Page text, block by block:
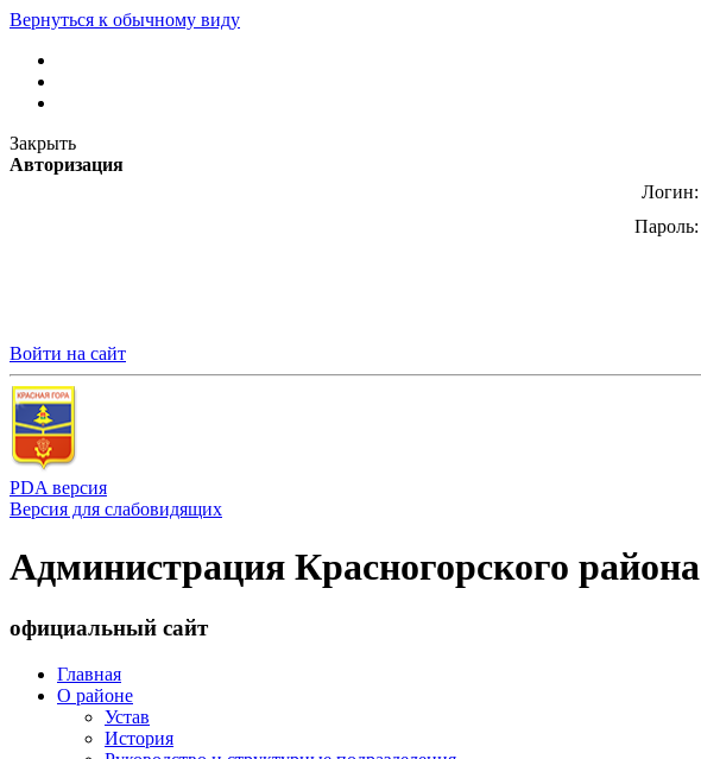
Вернуться к обычному виду
Закрыть
Авторизация
Логин:
Пароль:
Войти на сайт
PDA версия
Версия для слабовидящих
Администрация Красногорского района
официальный сайт
Главная
О районе
Устав
История